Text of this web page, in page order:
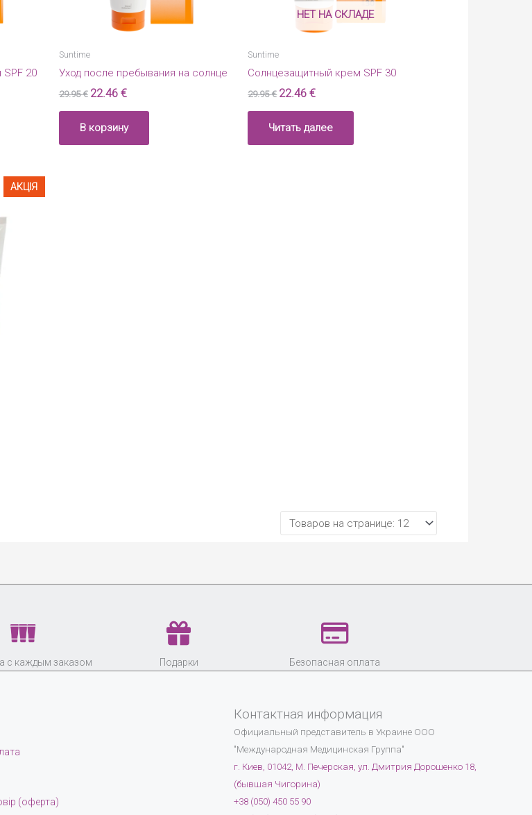
20
Suntime
Уход после пребывания на солнце
29.95€ 22.46 €
В корзину
НЕТ НА СКЛАДЕ
Suntime
Солнцезащитный крем SPF 30
29.95€ 22.46€
Читать далее
АКЦІЯ
с каждым заказом Подарки Безопасная оплата
(оферта)
Контактная информация
Официальный представитель в Украине ООО
"Международная Медицинская Группа"
г. Киев, 01042, М. Печерская, ул. Дмитрия Дорошенко 18,
(бывшая Чигорина)
+38 (050) 450 55 90